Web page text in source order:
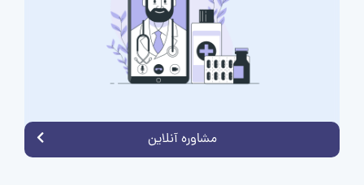
مشاوره آنلاین